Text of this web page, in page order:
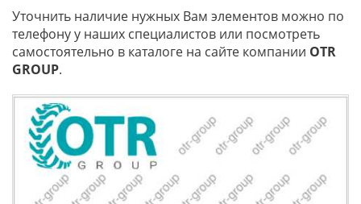
Уточнить наличие нужных Вам элементов можно по
телефону у наших специалистов или посмотреть
самостоятельно в каталоге на сайте компании OTR
GROUP.